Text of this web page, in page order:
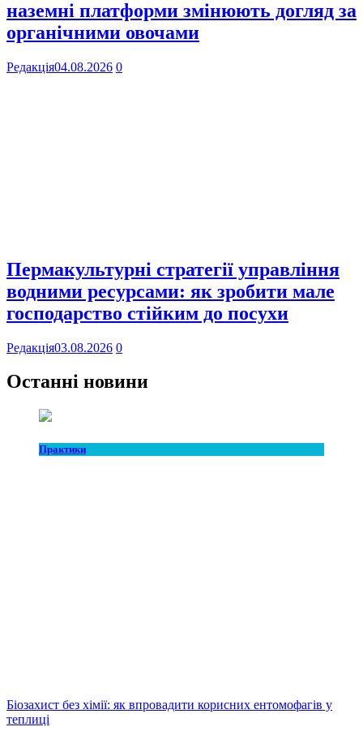
наземні платформи змінюють догляд за
органічними овочами
Редакція04.08.2026 0
Пермакультурні стратегії управління
водними ресурсами: як зробити мале
господарство стійким до посухи
Редакція03.08.2026 0
Останні новини
Практики
Біозахист без хімії: як впровадити корисних ентомофагів у
теплиці